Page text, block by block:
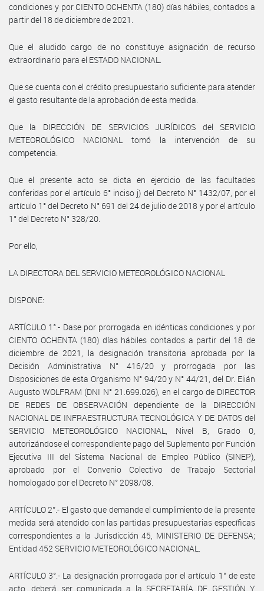
condiciones y por CIENTO OCHENTA (180) días hábiles, contados a
partir del 18 de diciembre de 2021.
Que el aludido cargo de no constituye asignación de recurso
extraordinario para el ESTADO NACIONAL.
Que se cuenta con el crédito presupuestario suficiente para atender
el gasto resultante de la aprobación de esta medida.
Que la DIRECCIÓN DE SERVICIOS JURÍDICOS del SERVICIO
METEOROLÓGICO NACIONAL tomó la intervención de su
competencia.
Que el presente acto se dicta en ejercicio de las facultades
conferidas por el artículo 6° inciso j) del Decreto N° 1432/07, por el
artículo 1° del Decreto N° 691 del 24 de julio de 2018 y por el artículo
1° del Decreto N° 328/20.
Por ello,
LA DIRECTORA DEL SERVICIO METEOROLÓGICO NACIONAL
DISPONE:
ARTÍCULO 1°.- Dase por prorrogada en idénticas condiciones y por
CIENTO OCHENTA (180) días hábiles contados a partir del 18 de
diciembre de 2021, la designación transitoria aprobada por la
Decisión Administrativa N° 416/20 y prorrogada por las
Disposiciones de esta Organismo N° 94/20 y N° 44/21, del Dr. Elián
Augusto WOLFRAM (DNI N° 21.699.026), en el cargo de DIRECTOR
DE REDES DE OBSERVACIÓN dependiente de la DIRECCIÓN
NACIONAL DE INFRAESTRUCTURA TECNOLÓGICA Y DE DATOS del
SERVICIO METEOROLÓGICO NACIONAL, Nivel B, Grado 0,
autorizándose el correspondiente pago del Suplemento por Función
Ejecutiva III del Sistema Nacional de Empleo Público (SINEP),
aprobado por el Convenio Colectivo de Trabajo Sectorial
homologado por el Decreto N° 2098/08.
ARTÍCULO 2°.- El gasto que demande el cumplimiento de la presente
medida será atendido con las partidas presupuestarias específicas
correspondientes a la Jurisdicción 45, MINISTERIO DE DEFENSA;
Entidad 452 SERVICIO METEOROLÓGICO NACIONAL.
ARTÍCULO 3°.- La designación prorrogada por el artículo 1° de este
acto, deberá ser comunicada a la SECRETARÍA DE GESTIÓN Y